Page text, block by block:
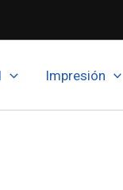
Impresión